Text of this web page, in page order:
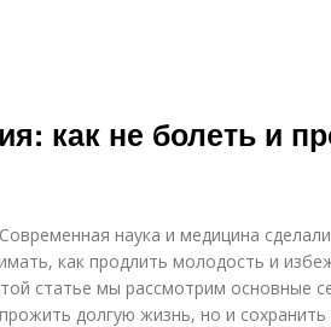
как не болеть и
наука и медицина
как продлить молодость и
статье мы рассмотрим основные
долгую жизнь, но и сохранить